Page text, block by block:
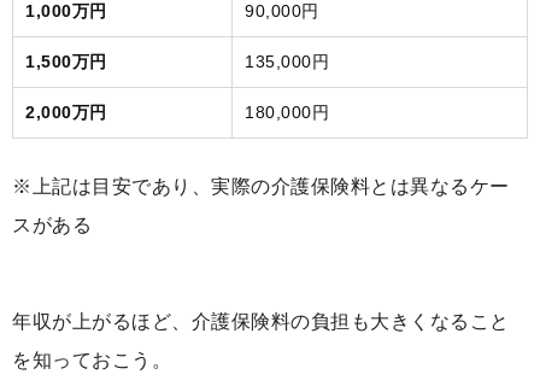
1,000万円 90,000円
1,500万円 135,000円
2,000万円 180,000円
※上記は目安であり、実際の介護保険料とは異なるケー
スがある
年収が上がるほど、介護保険料の負担も大きくなること
を知っておこう。